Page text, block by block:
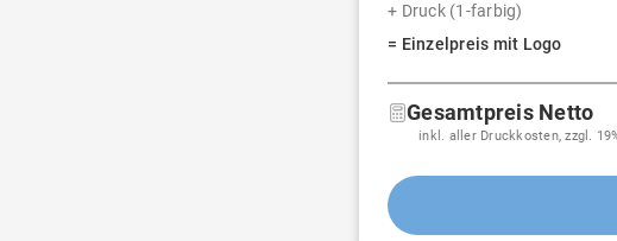
+ Druck (1-farbig)
= Einzelpreis mit Logo
Gesamtpreis Netto
inkl. aller Druckkosten, zzgl.